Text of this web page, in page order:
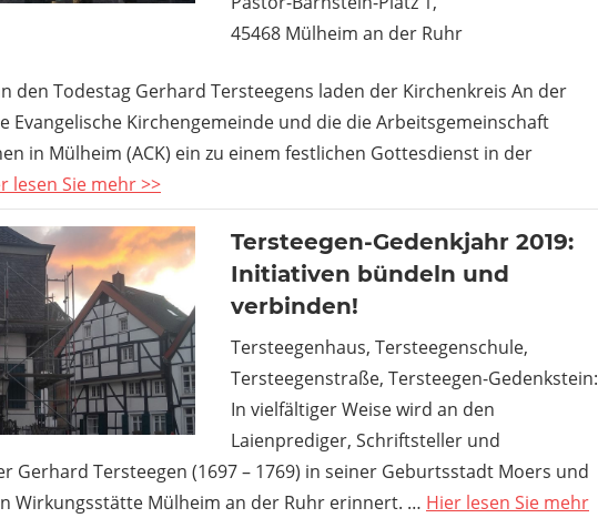
45468 Mülheim an der Ruhr
den Todestag Gerhard Tersteegens laden der Kirchenkreis An der
Evangelische Kirchengemeinde und die die Arbeitsgemeinschaft
in Mülheim (ACK) ein zu einem festlichen Gottesdienst in der
lesen Sie mehr >>
Tersteegen-Gedenkjahr 2019:
Initiativen bündeln und
verbinden!
Tersteegenhaus, Tersteegenschule,
Tersteegenstraße, Tersteegen-Gedenkstein:
In vielfältiger Weise wird an den
Laienprediger, Schriftsteller und
Gerhard Tersteegen (1697 – 1769) in seiner Geburtsstadt Moers und
Wirkungsstätte Mülheim an der Ruhr erinnert. … Hier lesen Sie mehr